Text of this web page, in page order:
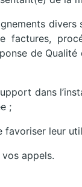
factures,
de
dans
;
favoriser leur
appels.